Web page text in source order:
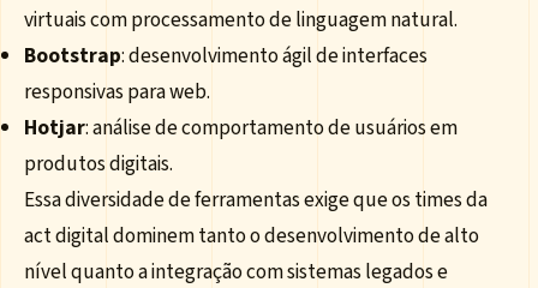
virtuais com processamento de linguagem natural.
Bootstrap: desenvolvimento ágil de interfaces
responsivas para web.
Hotjar: análise de comportamento de usuários em
produtos digitais.
Essa diversidade de ferramentas exige que os times da
act digital dominem tanto o desenvolvimento de alto
nível quanto a integração com sistemas legados e